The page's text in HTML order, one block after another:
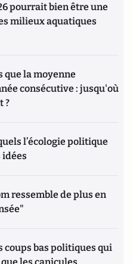
pourrait bien être une
milieux aquatiques
que la moyenne
consécutive : jusqu'où
?
l’écologie politique
ressemble de plus en
coups bas politiques qui